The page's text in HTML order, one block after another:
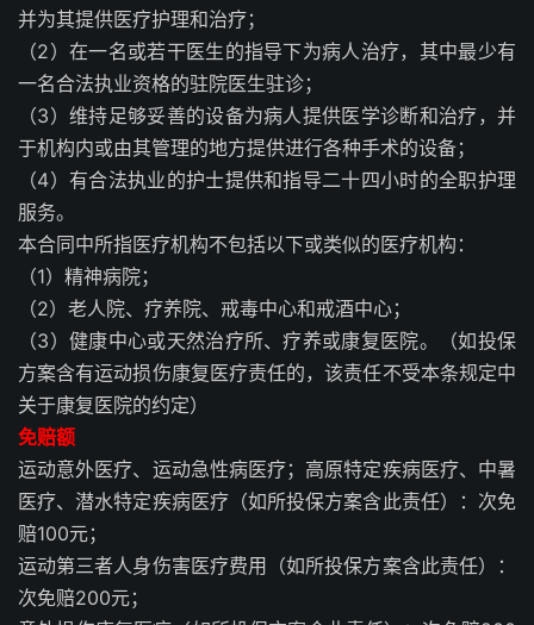
并为其提供医疗护理和治疗；
（2）在一名或若干医生的指导下为病人治疗，其中最少有
一名合法执业资格的驻院医生驻诊；
（3）维持足够妥善的设备为病人提供医学诊断和治疗，并
于机构内或由其管理的地方提供进行各种手术的设备；
（4）有合法执业的护士提供和指导二十四小时的全职护理
服务。
本合同中所指医疗机构不包括以下或类似的医疗机构：
（1）精神病院；
（2）老人院、疗养院、戒毒中心和戒酒中心；
（3）健康中心或天然治疗所、疗养或康复医院。（如投保
方案含有运动损伤康复医疗责任的，该责任不受本条规定中
关于康复医院的约定）
免赔额
运动意外医疗、运动急性病医疗；高原特定疾病医疗、中暑
医疗、潜水特定疾病医疗（如所投保方案含此责任）：次免
赔100元；
运动第三者人身伤害医疗费用（如所投保方案含此责任）：
次免赔200元；